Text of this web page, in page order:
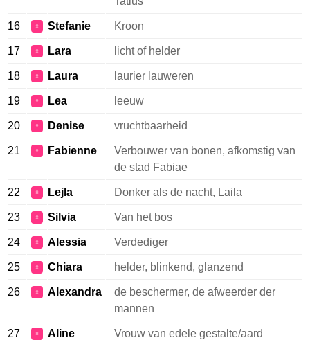
16 ♀ Stefanie Kroon
17 ♀ Lara licht of helder
18 ♀ Laura laurier lauweren
19 ♀ Lea leeuw
20 ♀ Denise vruchtbaarheid
21 ♀ Fabienne
Verbouwer van bonen, afkomstig van
de stad Fabiae
22 ♀ Lejla Donker als de nacht, Laila
23 ♀ Silvia Van het bos
24 ♀ Alessia Verdediger
25 ♀ Chiara helder, blinkend, glanzend
26 ♀ Alexandra
de beschermer, de afweerder der
mannen
27 ♀ Aline Vrouw van edele gestalte/aard